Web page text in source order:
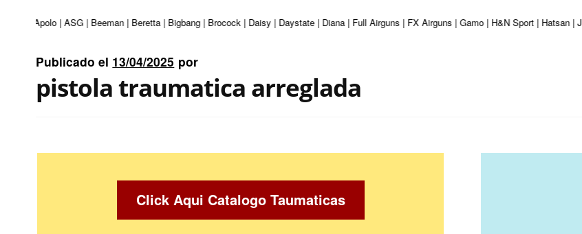
| Apolo | ASG | Beeman | Beretta | Bigbang | Brocock | Daisy | Daystate | Diana | Full Airguns | FX Airguns | Gamo | H&N Sport | Hatsan |
Publicado el 13/04/2025 por
pistola traumatica arreglada
Click Aqui Catalogo Taumaticas